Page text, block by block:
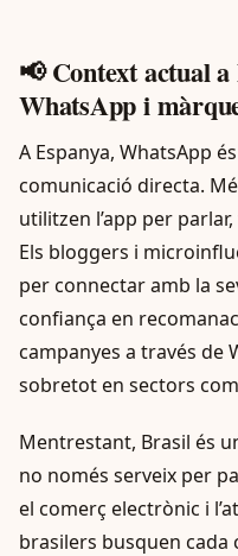
📢 Context actual
WhatsApp i
A Espanya, WhatsApp
comunicació directa.
utilitzen l’app per
Els bloggers i
per connectar amb la
confiança en
campanyes a través de
sobretot en sectors
Mentrestant, Brasil és
no només serveix per
el comerç electrònic i
brasilers busquen cada